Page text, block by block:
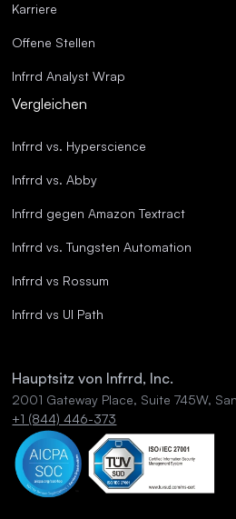
Karriere
Offene Stellen
Infrrd Analyst Wrap
Vergleichen
Infrrd vs. Hyperscience
Infrrd vs. Abby
Infrrd gegen Amazon Textract
Infrrd vs. Tungsten Automation
Infrrd vs Rossum
Infrrd vs UI Path
Hauptsitz von Infrrd, Inc.
2001 Gateway Place, Suite 745W,
+1 (844) 446-373